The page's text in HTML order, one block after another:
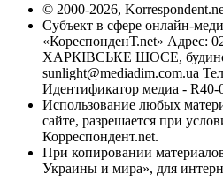
© 2000-2026,
Субъект в сфере онлайн-
«КореспонденТ.net» Адрес:
ХАРКІВСЬКЕ ШОСЕ,
sunlight@mediadim.com.ua
Идентификатор медиа - R40-
Использование любых
сайте, разрешается при
Корреспондент.net.
При копировании
Украины и мира», для